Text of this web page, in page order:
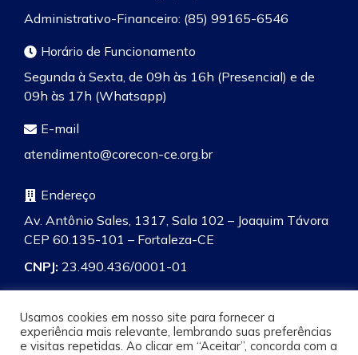
Administrativo-Financeiro: (85) 99165-6546
Horário de Funcionamento
Segunda à Sexta, de 09h às 16h (Presencial) e de
09h às 17h (Whatsapp)
E-mail
atendimento@corecon-ce.org.br
Endereço
Av. Antônio Sales, 1317, Sala 102 – Joaquim Távora
CEP 60.135-101 – Fortaleza-CE
CNPJ: 23.490.436/0001-01
Pesquisa
Usamos cookies em nosso site para fornecer a
experiência mais relevante, lembrando suas preferências
e visitas repetidas. Ao clicar em “Aceitar”, concorda com a